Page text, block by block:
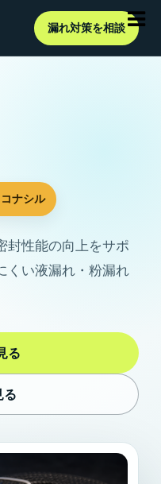
漏れ対策を相談
ナシル
封性能の向上をサポ
くい液漏れ・粉漏れ
る
る